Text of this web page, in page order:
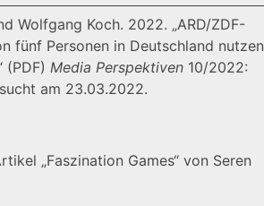
Wolfgang Koch. 2022. „ARD/ZDF-
fünf Personen in Deutschland nutzen
(PDF) Media Perspektiven 10/2022:
am 23.03.2022.
„Faszination Games“ von Seren